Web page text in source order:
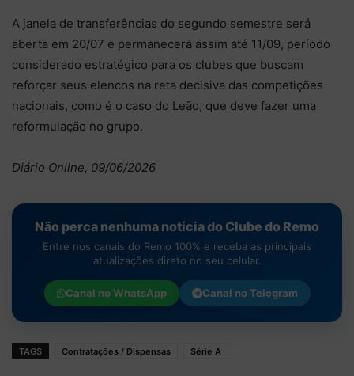
A janela de transferências do segundo semestre será
aberta em 20/07 e permanecerá assim até 11/09, período
considerado estratégico para os clubes que buscam
reforçar seus elencos na reta decisiva das competições
nacionais, como é o caso do Leão, que deve fazer uma
reformulação no grupo.
Diário Online, 09/06/2026
Não perca nenhuma notícia do Clube do Remo
Entre nos canais do Remo 100% e receba as principais
atualizações direto no seu celular.
Canal noWhatsApp Canal noTelegram
TAGS Contratações / Dispensas Série A